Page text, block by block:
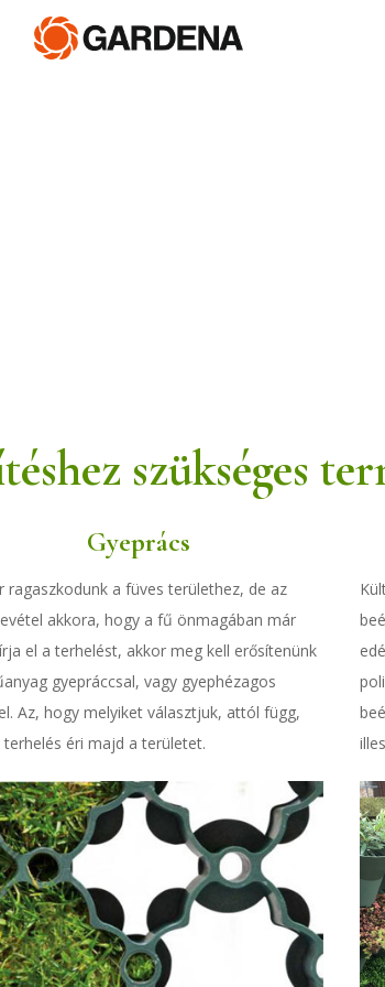
szükséges
Gyeprács
ragaszkodunk a füves területhez, de az
akkora, hogy a fű önmagában már
el a terhelést, akkor meg kell erősítenünk
gyepráccsal, vagy gyephézagos
Az, hogy melyiket választjuk, attól függ,
terhelés éri majd a területet.